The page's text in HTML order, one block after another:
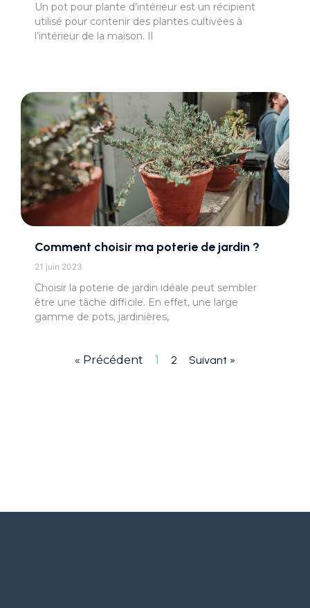
Un pot pour plante d’intérieur est un récipient
utilisé pour contenir des plantes cultivées à
l’intérieur de la maison. Il
Comment choisir ma poterie de jardin ?
21 juin 2023
Choisir la poterie de jardin idéale peut sembler
être une tâche difficile. En effet, une large
gamme de pots, jardinières,
« Précédent 1 2 Suivant »